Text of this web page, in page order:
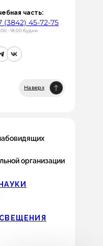
Наверх
- 18:00 будни
часть:
(3842) 45-72-75
организации